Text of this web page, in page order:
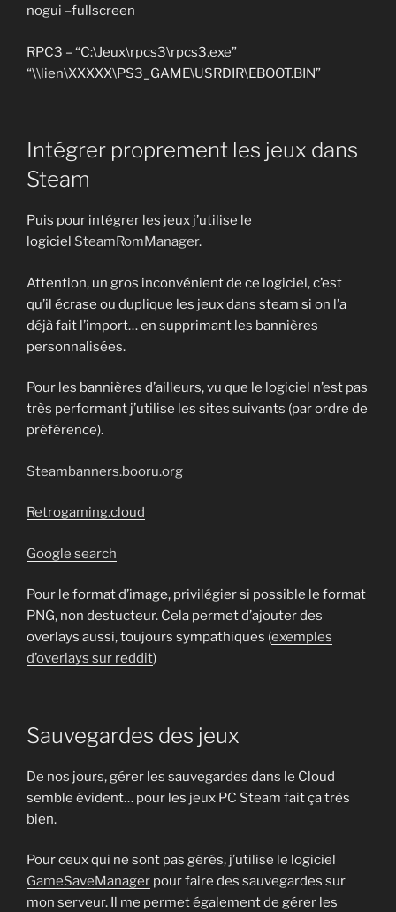
nogui –fullscreen
RPC3 – “C:\Jeux\rpcs3\rpcs3.exe”
“\\lien\XXXXX\PS3_GAME\USRDIR\EBOOT.BIN”
Intégrer proprement les jeux dans
Steam
Puis pour intégrer les jeux j’utilise le
logiciel SteamRomManager.
Attention, un gros inconvénient de ce logiciel, c’est
qu’il écrase ou duplique les jeux dans steam si on l’a
déjà fait l’import… en supprimant les bannières
personnalisées.
Pour les bannières d’ailleurs, vu que le logiciel n’est pas
très performant j’utilise les sites suivants (par ordre de
préférence).
Steambanners.booru.org
Retrogaming.cloud
Google search
Pour le format d’image, privilégier si possible le format
PNG, non destucteur. Cela permet d’ajouter des
overlays aussi, toujours sympathiques (exemples
d’overlays sur reddit)
Sauvegardes des jeux
De nos jours, gérer les sauvegardes dans le Cloud
semble évident… pour les jeux PC Steam fait ça très
bien.
Pour ceux qui ne sont pas gérés, j’utilise le logiciel
GameSaveManager pour faire des sauvegardes sur
mon serveur. Il me permet également de gérer les